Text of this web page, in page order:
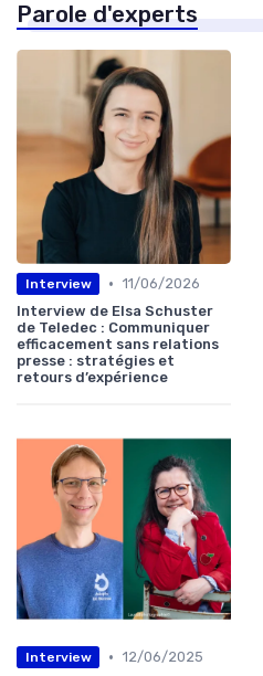
Parole d'experts
Interview • 11/06/2026
Interview de Elsa Schuster
de Teledec : Communiquer
efficacement sans relations
presse : stratégies et
retours d’expérience
Interview • 12/06/2025